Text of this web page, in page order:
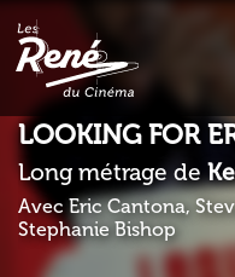
LOOKING FOR
Long métrage de
Avec Eric Cantona,
Stephanie Bishop